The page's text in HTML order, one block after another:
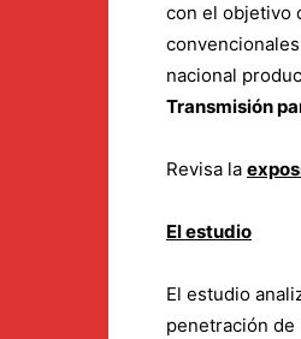
con el objetivo
nacional
Transmisión
Revisa la
El estudio
El estudio
penetración de